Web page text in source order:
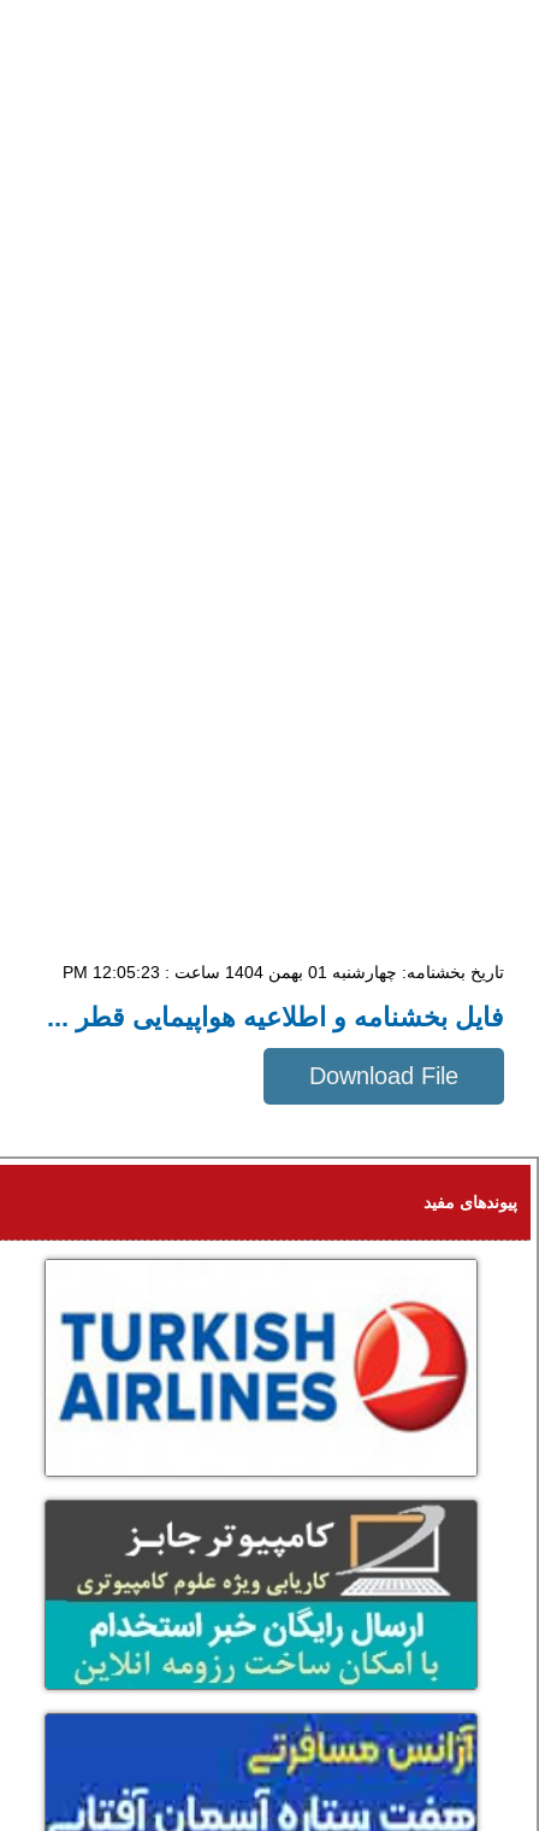
تاریخ بخشنامه: چهار‌شنبه 01 بهمن 1404 ساعت : 12:05:23 PM
فایل بخشنامه و اطلاعیه هواپیمایی قطر ...
Download File
پیوندهای مفید